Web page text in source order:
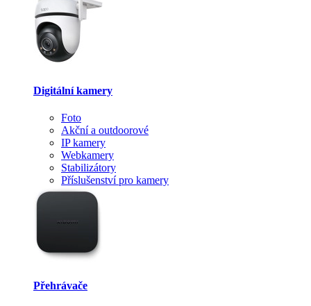
Digitální kamery
Foto
Akční a outdoorové
IP kamery
Webkamery
Stabilizátory
Příslušenství pro kamery
Přehrávače